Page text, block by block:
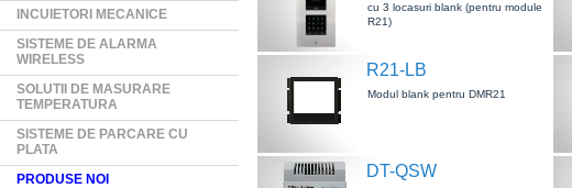
INCUIETORI MECANICE
SISTEME DE ALARMA
WIRELESS
SOLUTII DE MASURARE
TEMPERATURA
SISTEME DE PARCARE CU
PLATA
PRODUSE NOI
cu 3 locasuri blank (pentru module
R21)
R21-LB
Modul blank pentru DMR21
DT-QSW